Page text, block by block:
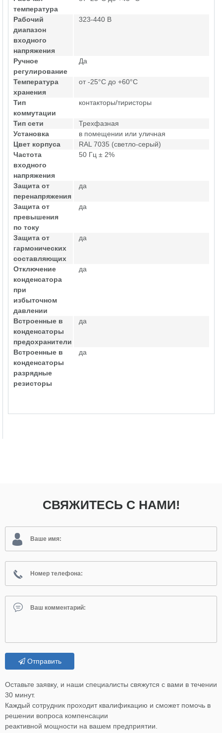
температура
Рабочий
диапазон
входного
напряжения
323-440 В
Ручное
регулирование
Да
Температура
хранения
от -25°C до +60°C
Тип
коммутации
контакторы/тиристоры
Тип сети
Трехфазная
Установка
в помещении или уличная
Цвет корпуса
RAL 7035 (светло-серый)
Частота
входного
напряжения
50 Гц ± 2%
Защита от
перенапряжения
да
Защита от
превышения
по току
да
Защита от
гармонических
составляющих
да
Отключение
конденсатора
при
избыточном
давлении
да
Встроенные в
конденсаторы
предохранители
да
Встроенные в
конденсаторы
разрядные
резисторы
да
СВЯЖИТЕСЬ С НАМИ!
Отправить
Оставьте заявку, и наши специалисты свяжутся с вами в течении
30 минут.
Каждый сотрудник проходит квалификацию и сможет помочь в
решении вопроса компенсации
реактивной мощности на вашем предприятии.